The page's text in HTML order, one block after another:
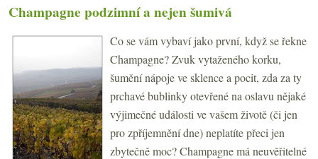
Champagne podzimní a nejen šumivá
Co se vám vybaví jako první, když se řekne
Champagne? Zvuk vytaženého korku,
šumění nápoje ve sklence a pocit, zda za ty
prchavé bublinky otevřené na oslavu nějaké
výjimečné události ve vašem životě (či jen
pro zpříjemnění dne) neplatíte přeci jen
zbytečně moc? Champagne má neuvěřitelné